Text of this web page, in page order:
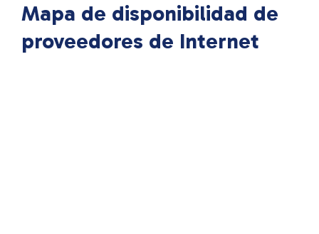
Mapa de disponibilidad de
proveedores de Internet